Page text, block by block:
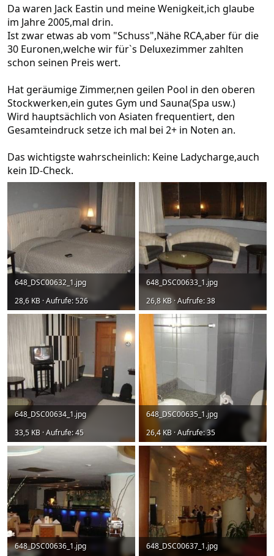
)
Da waren Jack Eastin und meine Wenigkeit,ich glaube
im Jahre 2005,mal drin.
Ist zwar etwas ab vom "Schuss",Nähe RCA,aber für die
30 Euronen,welche wir für`s Deluxezimmer zahlten
schon seinen Preis wert.
Hat geräumige Zimmer,nen geilen Pool in den oberen
Stockwerken,ein gutes Gym und Sauna(Spa usw.)
Wird hauptsächlich von Asiaten frequentiert, den
Gesamteindruck setze ich mal bei 2+ in Noten an.
Das wichtigste wahrscheinlich: Keine Ladycharge,auch
kein ID-Check.
648_DSC00632_1.jpg
28,6 KB · Aufrufe: 526
648_DSC00633_1.jpg
26,8 KB · Aufrufe: 38
648_DSC00634_1.jpg
33,5 KB · Aufrufe: 45
648_DSC00635_1.jpg
26,4 KB · Aufrufe: 35
648_DSC00636_1.jpg
648_DSC00637_1.jpg